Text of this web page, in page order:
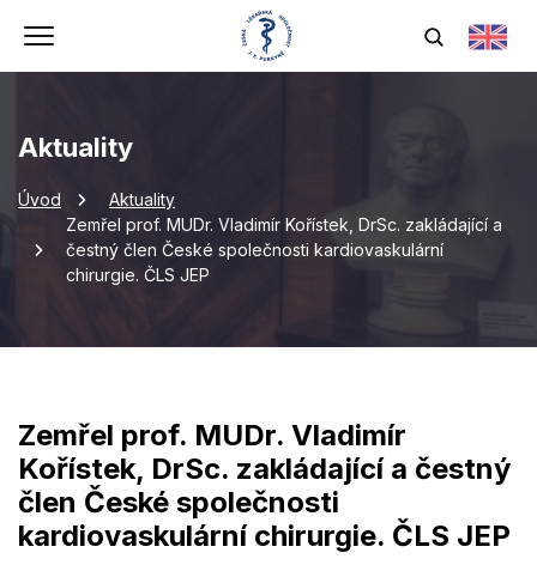
Aktuality
Úvod
Aktuality
Zemřel prof. MUDr. Vladimír Kořístek, DrSc. zakládající a
čestný člen České společnosti kardiovaskulární
chirurgie. ČLS JEP
Zemřel prof. MUDr. Vladimír
Kořístek, DrSc. zakládající a čestný
člen České společnosti
kardiovaskulární chirurgie. ČLS JEP